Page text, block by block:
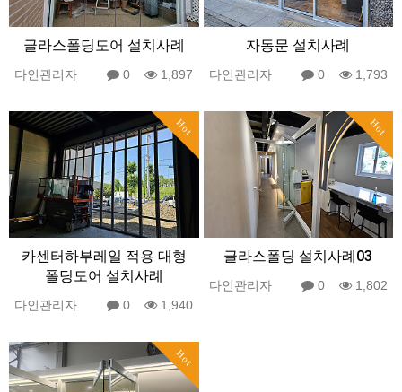
글라스폴딩도어 설치사례
다인관리자 0 1,897
자동문 설치사례
다인관리자 0 1,793
Hot
카센터하부레일 적용 대형
폴딩도어 설치사례
다인관리자 0 1,940
Hot
글라스폴딩 설치사례03
다인관리자 0 1,802
Hot